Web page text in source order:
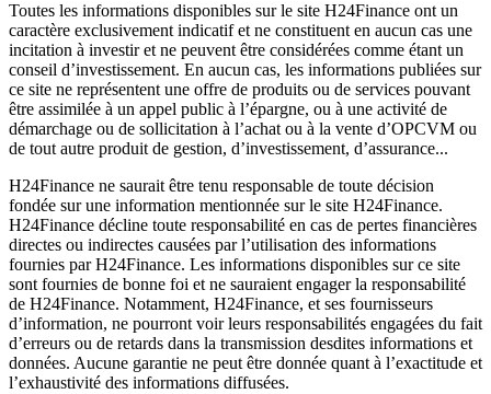
Toutes les informations disponibles sur le site H24Finance ont un
caractère exclusivement indicatif et ne constituent en aucun cas une
incitation à investir et ne peuvent être considérées comme étant un
conseil d’investissement. En aucun cas, les informations publiées sur
ce site ne représentent une offre de produits ou de services pouvant
être assimilée à un appel public à l’épargne, ou à une activité de
démarchage ou de sollicitation à l’achat ou à la vente d’OPCVM ou
de tout autre produit de gestion, d’investissement, d’assurance...
H24Finance ne saurait être tenu responsable de toute décision
fondée sur une information mentionnée sur le site H24Finance.
H24Finance décline toute responsabilité en cas de pertes financières
directes ou indirectes causées par l’utilisation des informations
fournies par H24Finance. Les informations disponibles sur ce site
sont fournies de bonne foi et ne sauraient engager la responsabilité
de H24Finance. Notamment, H24Finance, et ses fournisseurs
d’information, ne pourront voir leurs responsabilités engagées du fait
d’erreurs ou de retards dans la transmission desdites informations et
données. Aucune garantie ne peut être donnée quant à l’exactitude et
l’exhaustivité des informations diffusées.